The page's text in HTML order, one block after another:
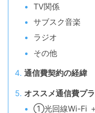
TV関係
サブスク音楽
ラジオ
その他
通信費契約の経緯
オススメ通信費プ
①光回線Wi-Fi